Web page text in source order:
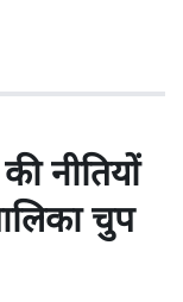
नीतियों
चुप